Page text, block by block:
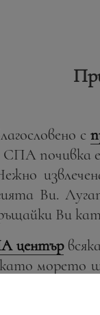
с
почивка
Ви.
Ви
център
морето
почивка